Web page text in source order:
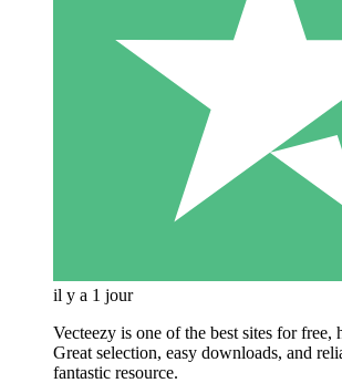
il y a 1 jour
Vecteezy is one of the best sites for free,
Great selection, easy downloads, and
fantastic resource.